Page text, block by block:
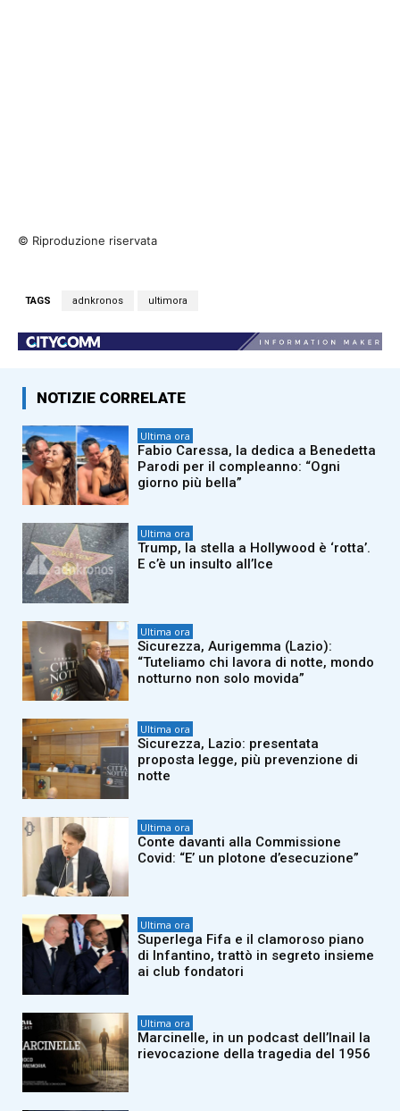
© Riproduzione riservata
TAGS adnkronos ultimora
NOTIZIE CORRELATE
Ultima ora
Fabio Caressa, la dedica a Benedetta
Parodi per il compleanno: “Ogni
giorno più bella”
Ultima ora
Trump, la stella a Hollywood è ‘rotta’.
E c’è un insulto all’Ice
Ultima ora
Sicurezza, Aurigemma (Lazio):
“Tuteliamo chi lavora di notte, mondo
notturno non solo movida”
Ultima ora
Sicurezza, Lazio: presentata
proposta legge, più prevenzione di
notte
Ultima ora
Conte davanti alla Commissione
Covid: “E’ un plotone d’esecuzione”
Ultima ora
Superlega Fifa e il clamoroso piano
di Infantino, trattò in segreto insieme
ai club fondatori
Ultima ora
Marcinelle, in un podcast dell’Inail la
rievocazione della tragedia del 1956